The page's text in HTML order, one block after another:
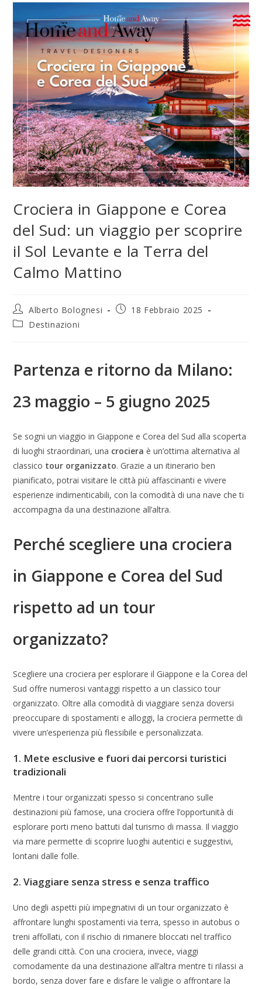
Crociera in Giappone e Corea
del Sud: un viaggio per scoprire
il Sol Levante e la Terra del
Calmo Mattino
Alberto Bolognesi
18 Febbraio 2025
Destinazioni
Partenza e ritorno da Milano:
23 maggio – 5 giugno 2025
Se sogni un viaggio in Giappone e Corea del Sud alla scoperta
di luoghi straordinari, una crociera è un’ottima alternativa al
classico tour organizzato. Grazie a un itinerario ben
pianificato, potrai visitare le città più affascinanti e vivere
esperienze indimenticabili, con la comodità di una nave che ti
accompagna da una destinazione all’altra.
Perché scegliere una crociera
in Giappone e Corea del Sud
rispetto ad un tour
organizzato?
Scegliere una crociera per esplorare il Giappone e la Corea del
Sud offre numerosi vantaggi rispetto a un classico tour
organizzato. Oltre alla comodità di viaggiare senza doversi
preoccupare di spostamenti e alloggi, la crociera permette di
vivere un’esperienza più flessibile e personalizzata.
1. Mete esclusive e fuori dai percorsi turistici
tradizionali
Mentre i tour organizzati spesso si concentrano sulle
destinazioni più famose, una crociera offre l’opportunità di
esplorare porti meno battuti dal turismo di massa. Il viaggio
via mare permette di scoprire luoghi autentici e suggestivi,
lontani dalle folle.
2. Viaggiare senza stress e senza traffico
Uno degli aspetti più impegnativi di un tour organizzato è
affrontare lunghi spostamenti via terra, spesso in autobus o
treni affollati, con il rischio di rimanere bloccati nel traffico
delle grandi città. Con una crociera, invece, viaggi
comodamente da una destinazione all’altra mentre ti rilassi a
bordo, senza dover fare e disfare le valigie o affrontare la